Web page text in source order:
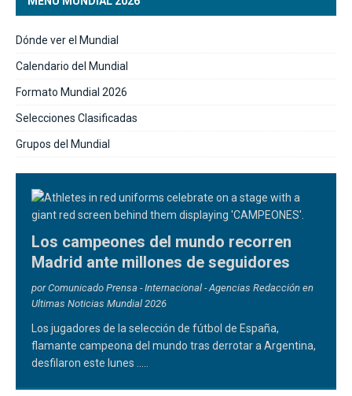
Dónde ver el Mundial
Calendario del Mundial
Formato Mundial 2026
Selecciones Clasificadas
Grupos del Mundial
Los campeones del mundo recorren
Madrid ante millones de seguidores
por Comunicado Prensa - Internacional - Agencias Redacción en
Ultimas Noticias Mundial 2026
Los jugadores de la selección de fútbol de España,
flamante campeona del mundo tras derrotar a Argentina,
desfilaron este lunes